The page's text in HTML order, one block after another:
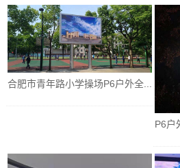
合肥市青年路小学操场P6户外全...
P6户